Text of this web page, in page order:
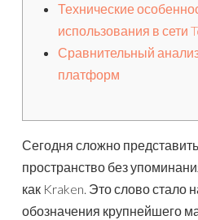
Технические
использования в сети
Сравнительный
платформ
Сегодня сложно
пространство без
как Kraken. Это слово стало
обозначения крупнейшего